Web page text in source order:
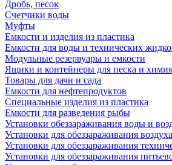
Дробь, песок
Счетчики воды
Муфты
Емкости и изделия из пластика
Емкости для воды и технических
Модульные резервуары и емкости
Ящики и контейнеры для песка и
Товары для дачи и сада
Емкости для нефтепродуктов
Специальные изделия из пластика
Емкости для разведения рыбы
Установки обеззараживания воды и
Установки для обеззараживания
Установки для обеззараживания
Установки для обеззараживания